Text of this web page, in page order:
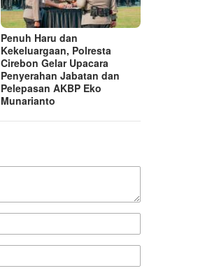
Penuh Haru dan
Kekeluargaan, Polresta
Cirebon Gelar Upacara
Penyerahan Jabatan dan
Pelepasan AKBP Eko
Munarianto